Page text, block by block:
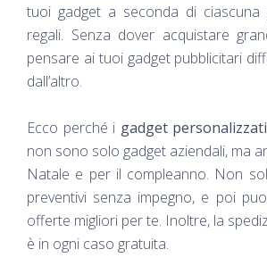
tuoi gadget a seconda di
regali. Senza dover acquistare
pensare ai tuoi gadget pubblicitari
dall’altro.
Ecco perché i gadget personalizzati
non sono solo gadget aziendali, ma
Natale e per il compleanno. Non
preventivi senza impegno, e poi
offerte migliori per te. Inoltre, la
è in ogni caso gratuita.